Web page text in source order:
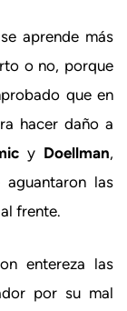
aprende más
o no, porque
que en
hacer daño a
y Doellman,
las
frente.
entereza las
por su mal